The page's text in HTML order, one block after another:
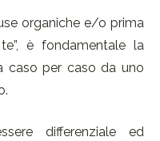
organiche e/o prima
è fondamentale la
caso per caso da uno
differenziale ed